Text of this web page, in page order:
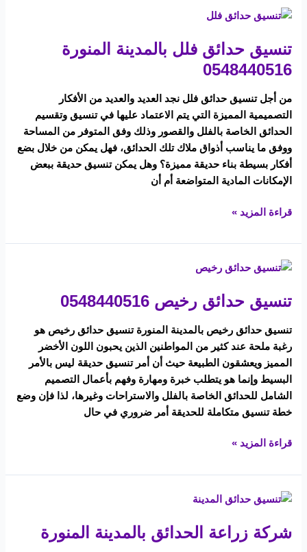
تنسيق حدائق فلل بالمدينة المنورة
0548440516
من أجل تنسيق حدائق فلل نجد العديد والعديد من الأفكار
التصميمية المميزة التي يتم الاعتماد عليها في تنسيق وتقسيم
الحدائق الخاصة بالفلل والقصور وذلك وفق المتوفر من المساحة
ووفق ما يناسب أذواق ملاك تلك الحدائق، فهل يمكن من خلال بضع
أفكار بسيطة بناء حديقة مميزة؟ وهل يمكن تنسيق حديقة ببعض
الإمكانات المادية المتواضعة أم أن
تنسيق
فلل
بالمدينة
0548440516
قراءة المزيد »
تنسيق حدائق رخيص 0548440516
تنسيق حدائق رخيص بالمدينة المنورة تنسيق حدائق رخيص هو
رغبة ملحة عند كثير من المواطنين الذين يحبون اللون الأخضر
المميز ويعشقون الطبيعة حيث أن أمر تنسيق حديقة ليس بالأمر
البسيط وإنما هو يتطلب خبرة ومهارة وفهم بأعمال التصميم
الشامل للحدائق الخاصة بالفلل والاستراحات وغيرها، لذا فإن وضع
خطة تنسيق متكاملة للحديقة أمر ضروري في حال
تنسيق
رخيص
قراءة المزيد »
شركة زراعة الحدائق بالمدينة المنورة
شركة
الحدائق